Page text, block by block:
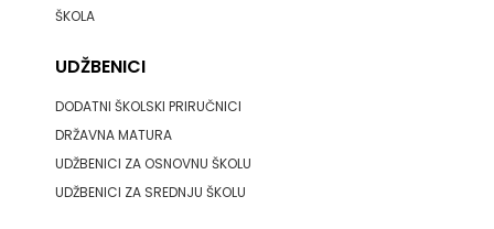
LAN
Pearson
PLANET
PLANETOPIJA
ŠKOLA
UDŽBENICI
DODATNI ŠKOLSKI PRIRUČNICI
DRŽAVNA MATURA
UDŽBENICI ZA OSNOVNU ŠKOLU
UDŽBENICI ZA SREDNJU ŠKOLU